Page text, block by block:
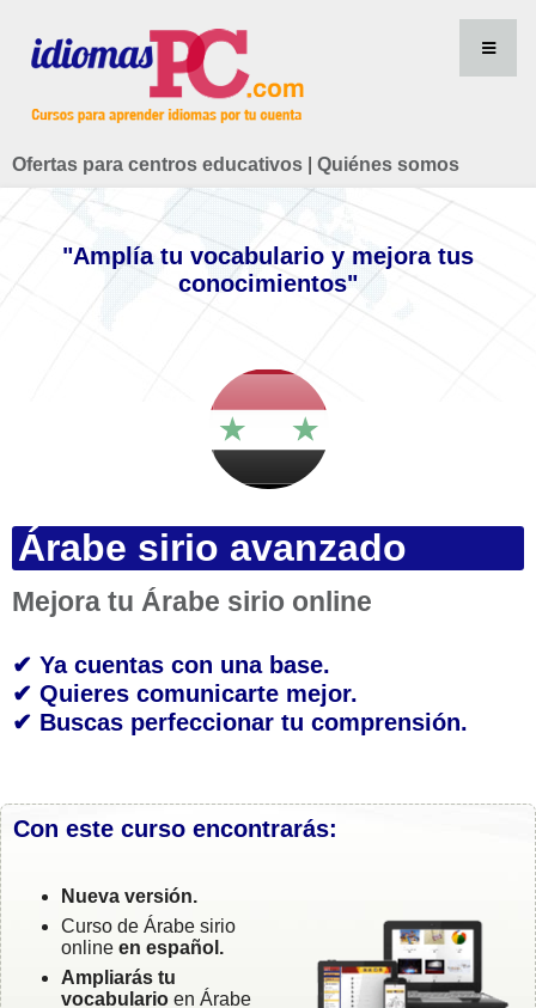
Ofertas para centros educativos Quiénes somos
"Amplía tu vocabulario y mejora tus
conocimientos"
Árabe sirio avanzado
Mejora tu Árabe sirio online
✔ Ya cuentas con una base.
✔ Quieres comunicarte mejor.
✔ Buscas perfeccionar tu comprensión.
Con este curso encontrarás:
Nueva versión.
Curso de Árabe sirio
online en español.
Ampliarás tu
vocabulario en Árabe